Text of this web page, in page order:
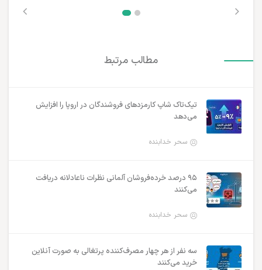
مطالب مرتبط
تیک‌تاک شاپ کارمزدهای فروشندگان در اروپا را افزایش
می‌دهد
سحر خدابنده
۹۵ درصد خرده‌فروشان آلمانی نظرات ناعادلانه دریافت
می‌کنند
سحر خدابنده
سه نفر از هر چهار مصرف‌کننده پرتغالی به صورت آنلاین
خرید می‌کنند